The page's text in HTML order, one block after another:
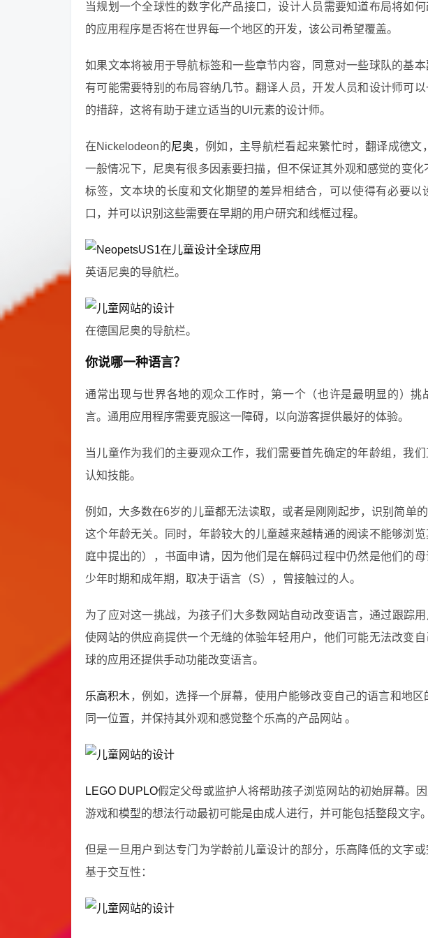
当规划一个全球性的数字化产品接口，设计人员需要知道布局将如
的应用程序是否将在世界每一个地区的开发，该公司希望覆盖。
如果文本将被用于导航标签和一些章节内容，同意对一些球队的基
有可能需要特别的布局容纳几节。翻译人员，开发人员和设计师可
的措辞，这将有助于建立适当的UI元素的设计师。
在Nickelodeon的尼奥 ，例如，主导航栏看起来繁忙时，翻译成德文
一般情况下，尼奥有很多因素要扫描，但不保证其外观和感觉的变
标签，文本块的长度和文化期望的差异相结合，可以使得有必要以
口，并可以识别这些需要在早期的用户研究和线框过程。
英语尼奥的导航栏。
在德国尼奥的导航栏。
你说哪一种语言？
通常出现与世界各地的观众工作时，第一个（也许是最明显的）挑
言。通用应用程序需要克服这一障碍，以向游客提供最好的体验。
当儿童作为我们的主要观众工作，我们需要首先确定的年龄组，我
认知技能。
例如，大多数在6岁的儿童都无法读取，或者是刚刚起步，识别简单
这个年龄无关。同时，年龄较大的儿童越来越精通的阅读不能够浏
庭中提出的），书面申请，因为他们是在解码过程中仍然是他们的
少年时期和成年期，取决于语言（S），曾接触过的人。
为了应对这一挑战，为孩子们大多数网站自动改变语言，通过跟踪
使网站的供应商提供一个无缝的体验年轻用户，他们可能无法改变
球的应用还提供手动功能改变语言。
乐高积木，例如，选择一个屏幕，使用户能够改变自己的语言和地
同一位置，并保持其外观和感觉整个乐高的产品网站 。
LEGO DUPLO假定父母或监护人将帮助孩子浏览网站的初始屏幕。
游戏和模型的想法行动最初可能是由成人进行，并可能包括整段文字。
但是一旦用户到达专门为学龄前儿童设计的部分，乐高降低的文字
基于交互性：